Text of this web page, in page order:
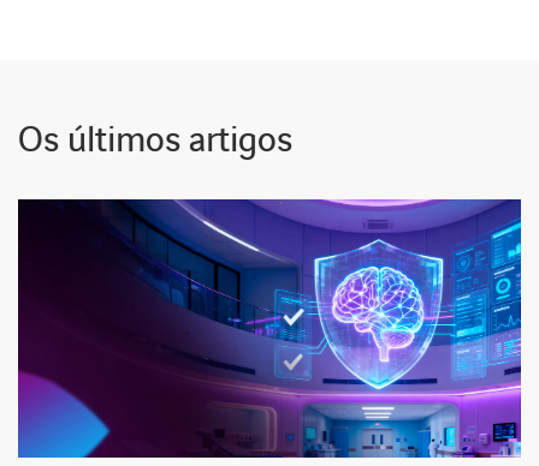
Os últimos artigos